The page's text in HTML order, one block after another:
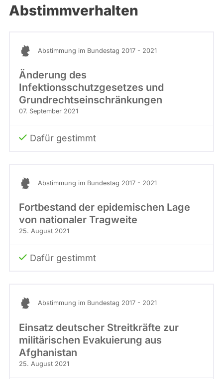
Abstimmverhalten
Abstimmung im Bundestag 2017 - 2021
Änderung des
Infektionsschutzgesetzes und
Grundrechtseinschränkungen
07. September 2021
Dafür gestimmt
Abstimmung im Bundestag 2017 - 2021
Fortbestand der epidemischen Lage
von nationaler Tragweite
25. August 2021
Dafür gestimmt
Abstimmung im Bundestag 2017 - 2021
Einsatz deutscher Streitkräfte zur
militärischen Evakuierung aus
Afghanistan
25. August 2021